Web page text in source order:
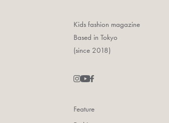
Kids fashion magazine
Based in Tokyo
(since 2018)
Feature